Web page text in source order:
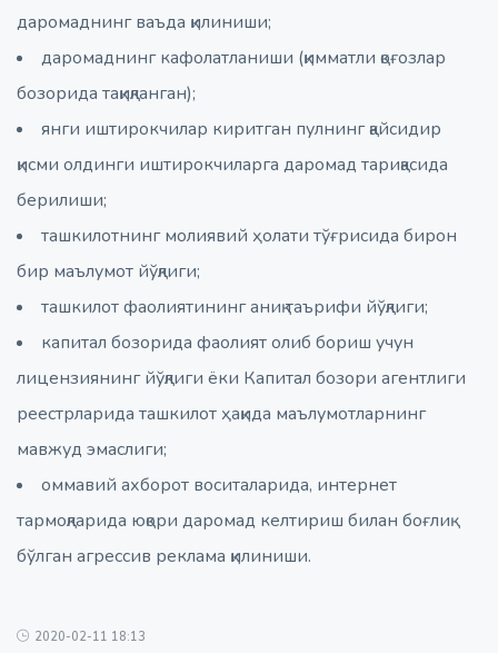
даромаднинг ваъда қилиниши;
даромаднинг кафолатланиши (қимматли қоғозлар
бозорида тақиқланган);
янги иштирокчилар киритган пулнинг қайсидир
қисми олдинги иштирокчиларга даромад тариқасида
берилиши;
ташкилотнинг молиявий ҳолати тўғрисида бирон
бир маълумот йўқлиги;
ташкилот фаолиятининг аниқ таърифи йўқлиги;
капитал бозорида фаолият олиб бориш учун
лицензиянинг йўқлиги ёки Капитал бозори агентлиги
реестрларида ташкилот ҳақида маълумотларнинг
мавжуд эмаслиги;
оммавий ахборот воситаларида, интернет
тармоқларида юқори даромад келтириш билан боғлиқ
бўлган агрессив реклама қилиниши.
2020-02-11 18:13